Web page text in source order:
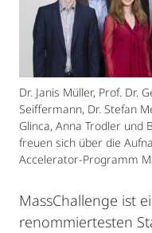
Dr. Janis Müller, Prof. Dr.
Seiffermann, Dr. Stefan
Glinca, Anna Trodler und
freuen sich über die
Accelerator-Programm
MassChallenge ist
renommiertesten